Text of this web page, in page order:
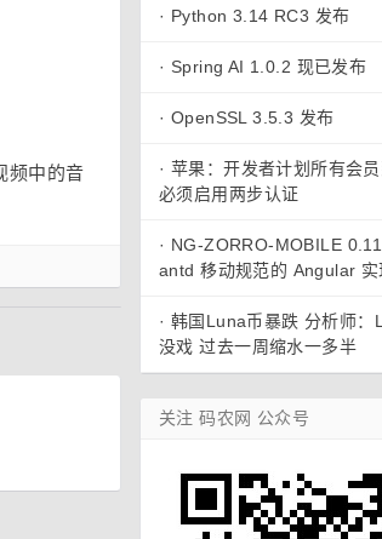
频中的音
· Python 3.14 RC3 发布
· Spring AI 1.0.2 现已发布
· OpenSSL 3.5.3 发布
· 苹果：开发者计划所有会
必须启用两步认证
· NG-ZORRO-MOBILE
antd 移动规范的 Angular 实
· 韩国Luna币暴跌 分析师：
没戏 过去一周缩水一多半
关注 码农网 公众号